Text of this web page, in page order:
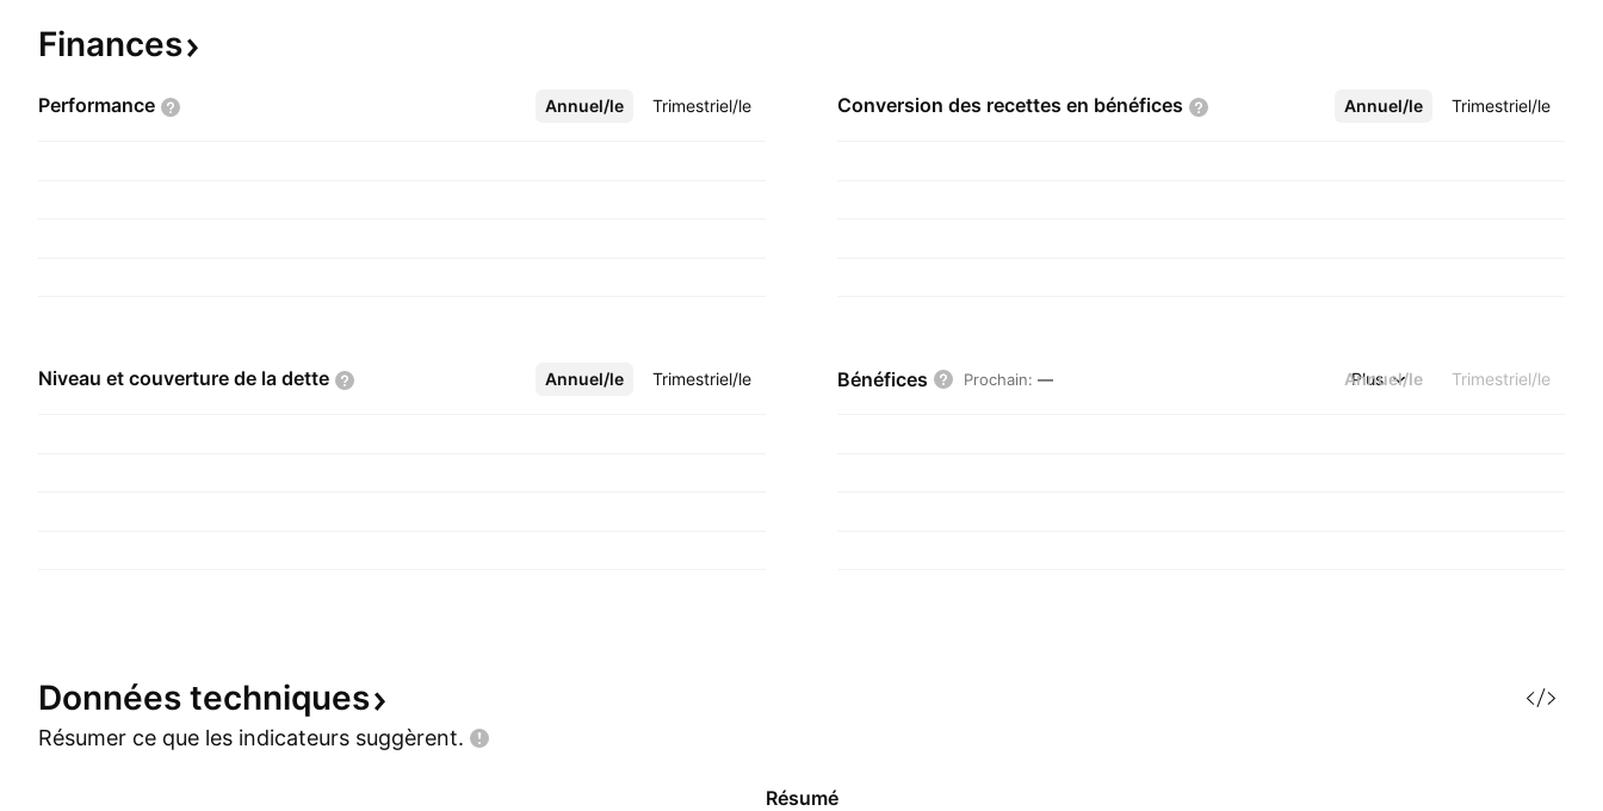
Finances
Performance Annuel/le Trimestriel/le
Plus Conversion des recettes en bénéfices Annuel/le Trimestriel/le
Plus
Niveau et couverture de la dette Annuel/le Trimestriel/le
Plus Bénéfices Prochain: — Annuel/le Trimestriel/le
Plus
Données techniques
Résumer ce que les indicateurs suggèrent.
Résumé